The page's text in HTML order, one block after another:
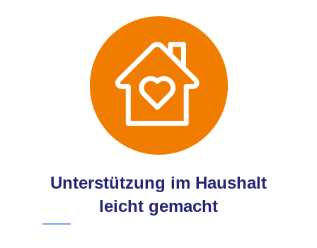
Unterstützung im Haushalt
leicht gemacht